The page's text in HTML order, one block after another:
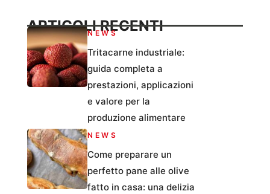
ARTICOLI RECENTI
NEWS
Tritacarne industriale:
guida completa a
prestazioni, applicazioni
e valore per la
produzione alimentare
NEWS
Come preparare un
perfetto pane alle olive
fatto in casa: una delizia